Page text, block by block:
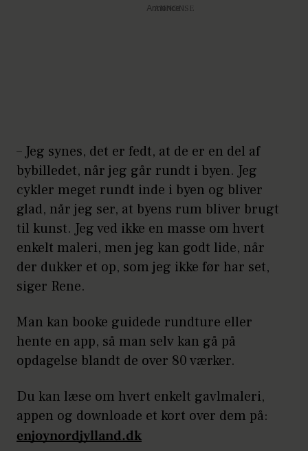
Annonce
– Jeg synes, det er fedt, at de er en del af
bybilledet, når jeg går rundt i byen. Jeg
cykler meget rundt inde i byen og bliver
glad, når jeg ser, at byens rum bliver brugt
til kunst. Jeg ved ikke en masse om hvert
enkelt maleri, men jeg kan godt lide, når
der dukker et op, som jeg ikke før har set,
siger Rene.
Man kan booke guidede rundture eller
hente en app, så man selv kan gå på
opdagelse blandt de over 80 værker.
Du kan læse om hvert enkelt gavlmaleri,
appen og downloade et kort over dem på:
enjoynordjylland.dk